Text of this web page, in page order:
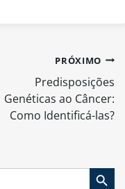
PRÓXIMO
Predisposições
Genéticas ao Câncer:
Como Identificá-las?
Search Button